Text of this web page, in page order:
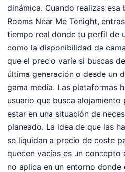
dinámica. Cuando realizas esa
Rooms Near Me Tonight,
tiempo real donde tu perfil de
como la disponibilidad de
que el precio varíe si buscas
última generación o desde un
gama media. Las plataformas
usuario que busca alojamiento
estar en una situación de
planeado. La idea de que las
se liquidan a precio de coste
queden vacías es un concepto
no aplica en un entorno